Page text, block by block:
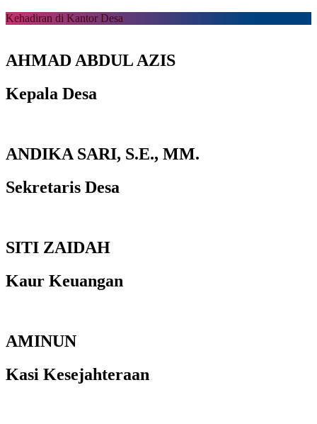
Kehadiran di Kantor Desa
AHMAD ABDUL AZIS
Kepala Desa
ANDIKA SARI, S.E., MM.
Sekretaris Desa
SITI ZAIDAH
Kaur Keuangan
AMINUN
Kasi Kesejahteraan